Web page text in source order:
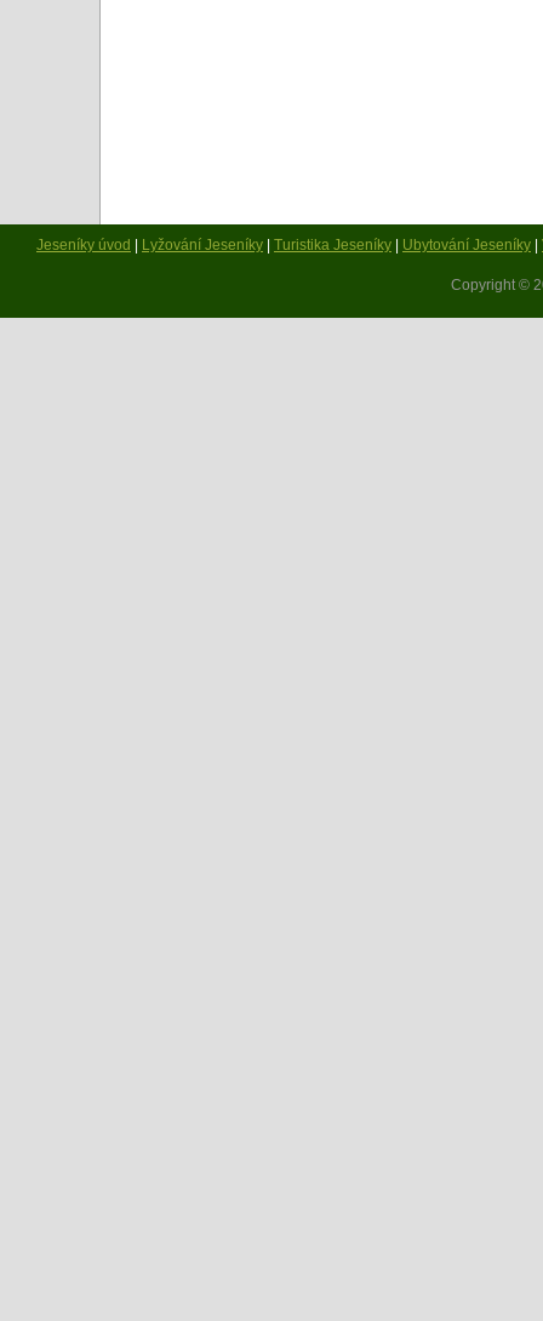
Jeseníky úvod Lyžování Jeseníky Turistika Jeseníky Ubytování Jeseníky
Copyright ©